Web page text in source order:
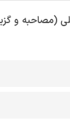
(مصاحبه و